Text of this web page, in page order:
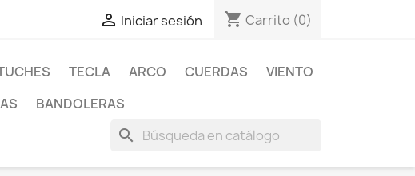
 Iniciar sesión shopping_cart Carrito (0)
TECLA ARCO CUERDAS
VIENTO
BANDOLERAS
search